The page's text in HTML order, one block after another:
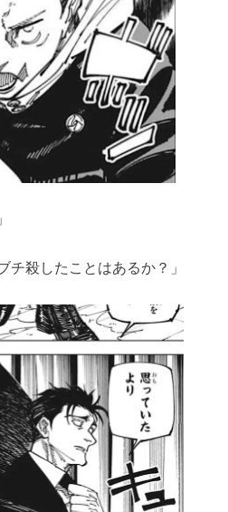
チ殺したことはあるか？」